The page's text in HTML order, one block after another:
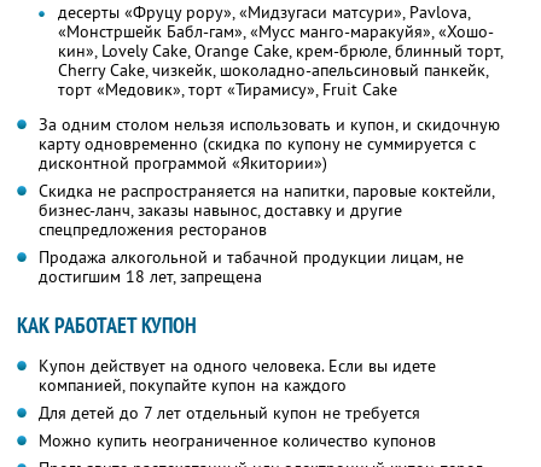
десерты «Фруцу рору», «Мидзугаси матсури», Pavlova,
«Монстршейк Бабл-гам», «Мусс манго-маракуйя», «Хошо-
кин», Lovely Cake, Orange Cake, крем-брюле, блинный торт,
Cherry Cake, чизкейк, шоколадно-апельсиновый панкейк,
торт «Медовик», торт «Тирамису», Fruit Cake
За одним столом нельзя использовать и купон, и скидочную
карту одновременно (скидка по купону не суммируется с
дисконтной программой «Якитории»)
Скидка не распространяется на напитки, паровые коктейли,
бизнес-ланч, заказы навынос, доставку и другие
спецпредложения ресторанов
Продажа алкогольной и табачной продукции лицам, не
достигшим 18 лет, запрещена
КАК РАБОТАЕТ КУПОН
Купон действует на одного человека. Если вы идете
компанией, покупайте купон на каждого
Для детей до 7 лет отдельный купон не требуется
Можно купить неограниченное количество купонов